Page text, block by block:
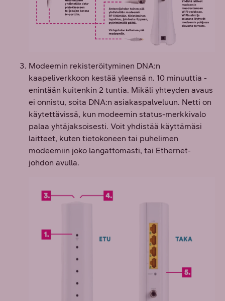
Modeemin rekisteröityminen DNA:n
kaapeliverkkoon kestää yleensä n. 10 minuuttia -
enintään kuitenkin 2 tuntia. Mikäli yhteyden avaus
ei onnistu, soita DNA:n asiakaspalveluun. Netti on
käytettävissä, kun modeemin status-merkkivalo
palaa yhtäjaksoisesti. Voit yhdistää käyttämäsi
laitteet, kuten tietokoneen tai puhelimen
modeemiin joko langattomasti, tai Ethernet-
johdon avulla.